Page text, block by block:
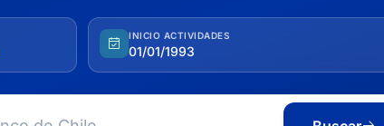
INICIO ACTIVIDADES
01/01/1993